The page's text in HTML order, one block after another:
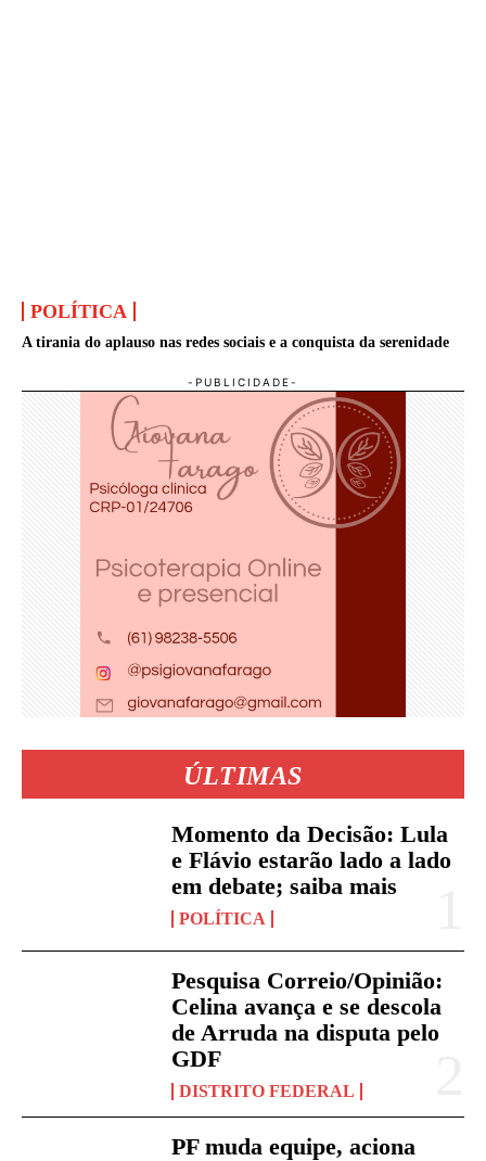
POLÍTICA
A tirania do aplauso nas redes sociais e a conquista da serenidade
ÚLTIMAS
Momento da Decisão: Lula
e Flávio estarão lado a lado
em debate; saiba mais
POLÍTICA
Pesquisa Correio/Opinião:
Celina avança e se descola
de Arruda na disputa pelo
GDF
DISTRITO FEDERAL
PF muda equipe, aciona